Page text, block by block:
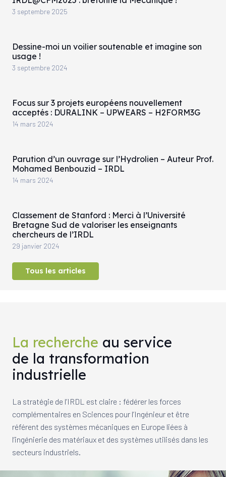
3 septembre 2025
Dessine-moi un voilier soutenable et imagine son
usage !
3 septembre 2024
Focus sur 3 projets européens nouvellement
acceptés : DURALINK – UPWEARS – H2FORM3G
14 mars 2024
Parution d’un ouvrage sur l’Hydrolien – Auteur Prof.
Mohamed Benbouzid – IRDL
14 mars 2024
Classement de Stanford : Merci à l’Université
Bretagne Sud de valoriser les enseignants
chercheurs de l’IRDL
29 janvier 2024
Tous les articles
La recherche au service
de la transformation
industrielle
La stratégie de l’IRDL est claire : fédérer les forces
complémentaires en Sciences pour l’Ingénieur et être
référent des systèmes mécaniques en Europe liées à
l’ingénierie des matériaux et des systèmes utilisés dans les
secteurs industriels.